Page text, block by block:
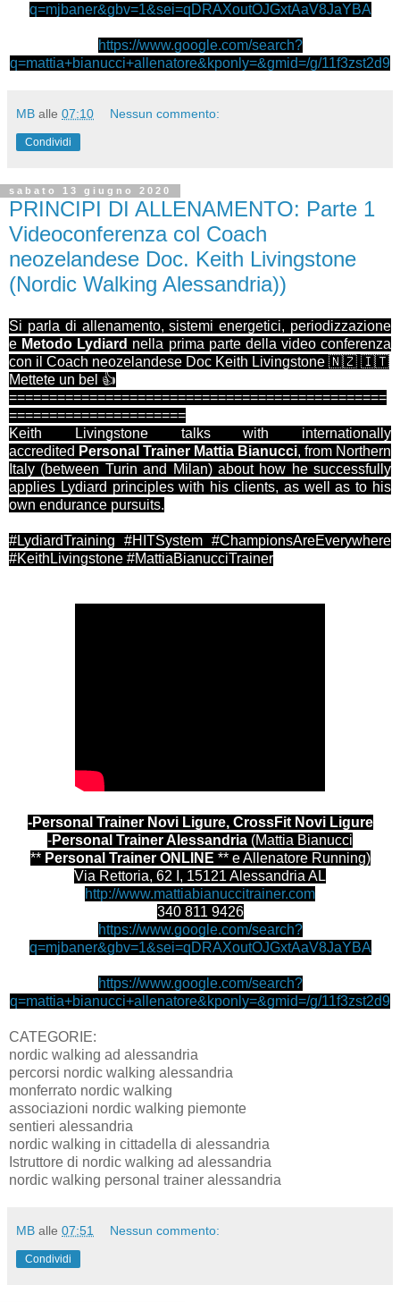
q=mjbaner&gbv=1&sei=qDRAXoutOJGxtAaV8JaYBA
https://www.google.com/search?
q=mattia+bianucci+allenatore&kponly=&gmid=/g/11f3zst2d9
MB alle 07:10 Nessun commento:
Condividi
sabato 13 giugno 2020
PRINCIPI DI ALLENAMENTO: Parte 1
Videoconferenza col Coach
neozelandese Doc. Keith Livingstone
(Nordic Walking Alessandria))
Si parla di allenamento, sistemi energetici, periodizzazione
e Metodo Lydiard nella prima parte della video conferenza
con il Coach neozelandese Doc Keith Livingstone 🇳🇿 🇮🇹
Mettete un bel 👍
===============================================
======================
Keith Livingstone talks with internationally
accredited Personal Trainer Mattia Bianucci, from Northern
Italy (between Turin and Milan) about how he successfully
applies Lydiard principles with his clients, as well as to his
own endurance pursuits.
#LydiardTraining #HITSystem #ChampionsAreEverywhere
#KeithLivingstone #MattiaBianucciTrainer
-Personal Trainer Novi Ligure, CrossFit Novi Ligure
-Personal Trainer Alessandria (Mattia Bianucci
** Personal Trainer ONLINE ** e Allenatore Running)
Via Rettoria, 62 I, 15121 Alessandria AL
http://www.mattiabianuccitrainer.com
340 811 9426
https://www.google.com/search?
q=mjbaner&gbv=1&sei=qDRAXoutOJGxtAaV8JaYBA
https://www.google.com/search?
q=mattia+bianucci+allenatore&kponly=&gmid=/g/11f3zst2d9
CATEGORIE:
nordic walking ad alessandria
percorsi nordic walking alessandria
monferrato nordic walking
associazioni nordic walking piemonte
sentieri alessandria
nordic walking in cittadella di alessandria
Istruttore di nordic walking ad alessandria
nordic walking personal trainer alessandria
MB alle 07:51 Nessun commento:
Condividi